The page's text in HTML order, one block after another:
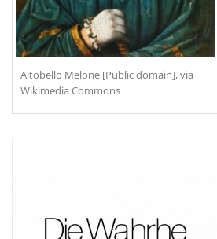
Altobello Melone [Public domain], via
Wikimedia Commons